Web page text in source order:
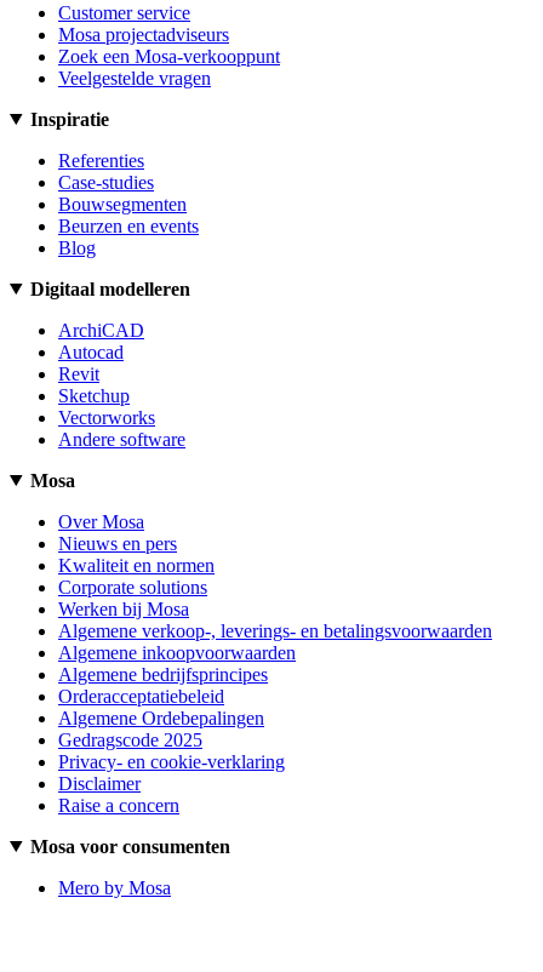
Customer service
Mosa projectadviseurs
Zoek een Mosa-verkooppunt
Veelgestelde vragen
Inspiratie
Referenties
Case-studies
Bouwsegmenten
Beurzen en events
Blog
Digitaal modelleren
ArchiCAD
Autocad
Revit
Sketchup
Vectorworks
Andere software
Mosa
Over Mosa
Nieuws en pers
Kwaliteit en normen
Corporate solutions
Werken bij Mosa
Algemene verkoop-, leverings- en betalingsvoorwaarden
Algemene inkoopvoorwaarden
Algemene bedrijfsprincipes
Orderacceptatiebeleid
Algemene Ordebepalingen
Gedragscode 2025
Privacy- en cookie-verklaring
Disclaimer
Raise a concern
Mosa voor consumenten
Mero by Mosa